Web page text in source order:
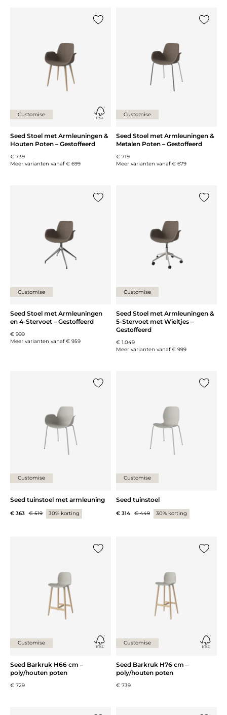
Customise
Seed Stoel met Armleuningen &
Houten Poten – Gestoffeerd
€ 739
Meer varianten vanaf€ 699
Customise
Seed Stoel met Armleuningen &
Metalen Poten – Gestoffeerd
€ 719
Meer varianten vanaf€ 679
Customise
Seed Stoel met Armleuningen
en 4-Stervoet – Gestoffeerd
€ 999
Meer varianten vanaf€ 959
Customise
Seed Stoel met Armleuningen &
5-Stervoet met Wieltjes –
Gestoffeerd
€ 1.049
Meer varianten vanaf€ 999
Customise
Seed tuinstoel met armleuning
€ 363 € 519 30% korting
Customise
Seed tuinstoel
€ 314 € 449 30% korting
Customise
Seed Barkruk H66 cm –
poly/houten poten
€ 729
Customise
Seed Barkruk H76 cm –
poly/houten poten
€ 739